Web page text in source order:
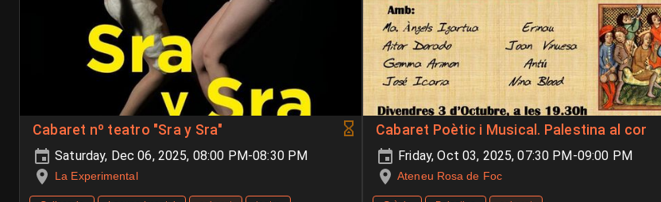
Cabaret nº teatro "Sra y Sra"
Saturday, Dec 06, 2025, 08:00 PM-08:30 PM
La Experimental
Cabaret Poètic i Musical. Palestina al cor
Friday, Oct 03, 2025, 07:30 PM-09:00 PM
Ateneu Rosa de Foc